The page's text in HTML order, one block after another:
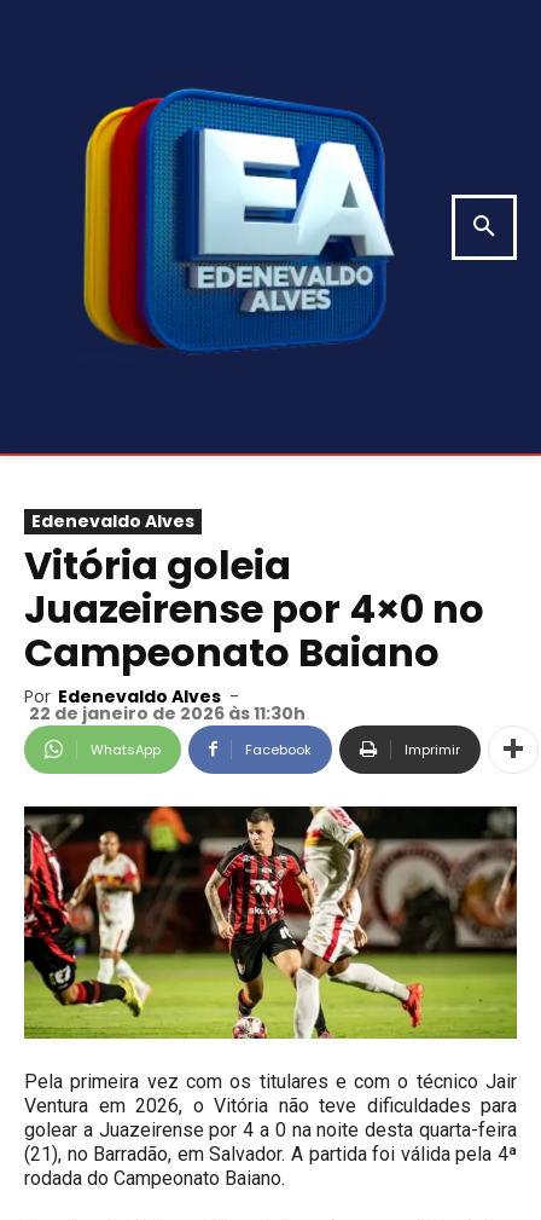
Edenevaldo Alves
Vitória goleia
Juazeirense por 4×0 no
Campeonato Baiano
Por Edenevaldo Alves -
22 de janeiro de 2026 às 11:30h
WhatsApp Facebook Imprimir
Pela primeira vez com os titulares e com o técnico Jair
Ventura em 2026, o Vitória não teve dificuldades para
golear a Juazeirense por 4 a 0 na noite desta quarta-feira
(21), no Barradão, em Salvador. A partida foi válida pela 4ª
rodada do Campeonato Baiano.